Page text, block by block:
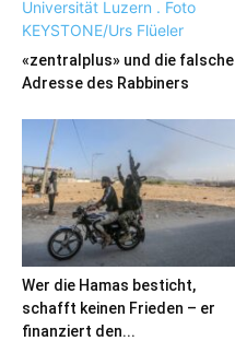
«zentralplus» und die falsche
Adresse des Rabbiners
Wer die Hamas besticht,
schafft keinen Frieden – er
finanziert den...